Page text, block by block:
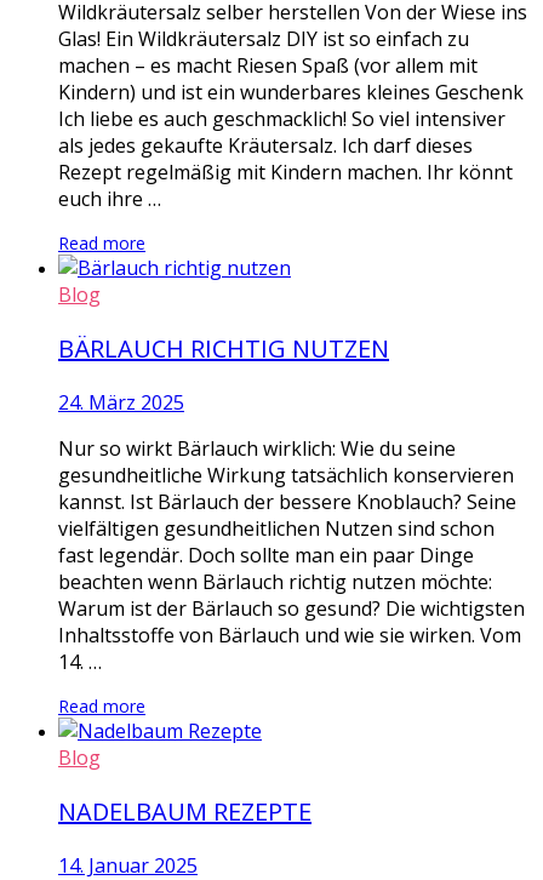
Wildkräutersalz selber herstellen Von der Wiese ins
Glas! Ein Wildkräutersalz DIY ist so einfach zu
machen – es macht Riesen Spaß (vor allem mit
Kindern) und ist ein wunderbares kleines Geschenk
Ich liebe es auch geschmacklich! So viel intensiver
als jedes gekaufte Kräutersalz. Ich darf dieses
Rezept regelmäßig mit Kindern machen. Ihr könnt
euch ihre …
Read more
Blog
BÄRLAUCH RICHTIG NUTZEN
24. März 2025
Nur so wirkt Bärlauch wirklich: Wie du seine
gesundheitliche Wirkung tatsächlich konservieren
kannst. Ist Bärlauch der bessere Knoblauch? Seine
vielfältigen gesundheitlichen Nutzen sind schon
fast legendär. Doch sollte man ein paar Dinge
beachten wenn Bärlauch richtig nutzen möchte:
Warum ist der Bärlauch so gesund? Die wichtigsten
Inhaltsstoffe von Bärlauch und wie sie wirken. Vom
14. …
Read more
Blog
NADELBAUM REZEPTE
14. Januar 2025